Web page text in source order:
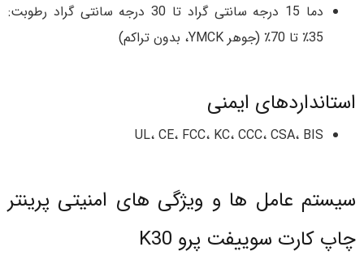
دما 15 درجه سانتی گراد تا 30 درجه سانتی گراد رطوبت:
35٪ تا 70٪ (جوهر YMCK، بدون تراکم)
استانداردهای ایمنی
UL، CE، FCC، KC، CCC، CSA، BIS
سیستم عامل ها و ویژگی های امنیتی پرینتر
چاپ کارت سوییفت پرو K30